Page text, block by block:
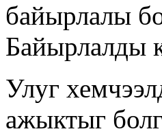
байырлалы
Байырлалды
Улуг
ажыктыг